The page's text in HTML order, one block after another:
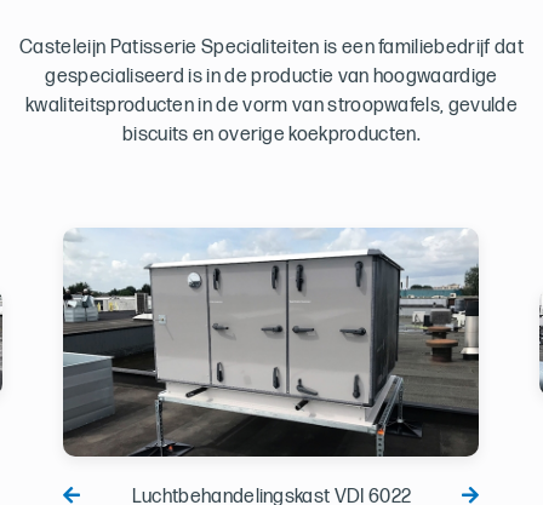
Casteleijn Patisserie Specialiteiten is een familiebedrijf dat
gespecialiseerd is in de productie van hoogwaardige
kwaliteitsproducten in de vorm van stroopwafels, gevulde
biscuits en overige koekproducten.
Luchtbehandelingskast VDI 6022